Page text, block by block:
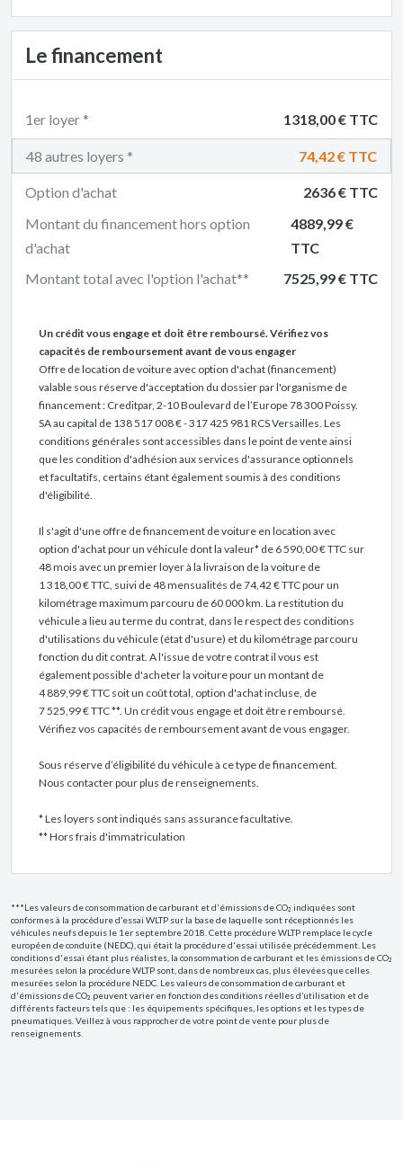
Le financement
1er loyer * 1318,00 € TTC
48 autres loyers * 74,42 € TTC
Option d'achat
2636 € TTC
Montant du financement hors option
d'achat
4889,99 €
TTC
Montant total avec l'option l'achat**
7525,99 € TTC
Un crédit vous engage et doit être remboursé. Vérifiez vos
capacités de remboursement avant de vous engager
Offre de location de voiture avec option d'achat (financement)
valable sous réserve d'acceptation du dossier par l'organisme de
financement : Creditpar, 2-10 Boulevard de l’Europe 78 300 Poissy.
SA au capital de 138 517 008 € - 317 425 981 RCS Versailles. Les
conditions générales sont accessibles dans le point de vente ainsi
que les condition d'adhésion aux services d'assurance optionnels
et facultatifs, certains étant également soumis à des conditions
d'éligibilité.
Il s'agit d'une offre de financement de voiture en location avec
option d'achat pour un véhicule dont la valeur* de 6 590,00 € TTC sur
48 mois avec un premier loyer à la livraison de la voiture de
1 318,00 € TTC, suivi de 48 mensualités de 74,42 € TTC pour un
kilométrage maximum parcouru de 60 000 km. La restitution du
véhicule a lieu au terme du contrat, dans le respect des conditions
d'utilisations du véhicule (état d'usure) et du kilométrage parcouru
fonction du dit contrat. A l'issue de votre contrat il vous est
également possible d'acheter la voiture pour un montant de
4 889,99 € TTC soit un coût total, option d'achat incluse, de
7 525,99 € TTC **. Un crédit vous engage et doit être remboursé.
Vérifiez vos capacités de remboursement avant de vous engager.
Sous réserve d’éligibilité du véhicule à ce type de financement.
Nous contacter pour plus de renseignements.
* Les loyers sont indiqués sans assurance facultative.
** Hors frais d'immatriculation
***Les valeurs de consommation de carburant et d'émissions de CO₂ indiquées sont
conformes à la procédure d’essai WLTP sur la base de laquelle sont réceptionnés les
véhicules neufs depuis le 1er septembre 2018. Cette procédure WLTP remplace le cycle
européen de conduite (NEDC), qui était la procédure d'essai utilisée précédemment. Les
conditions d'essai étant plus réalistes, la consommation de carburant et les émissions de CO₂
mesurées selon la procédure WLTP sont, dans de nombreux cas, plus élevées que celles
mesurées selon la procédure NEDC. Les valeurs de consommation de carburant et
d'émissions de CO₂ peuvent varier en fonction des conditions réelles d’utilisation et de
différents facteurs tels que : les équipements spécifiques, les options et les types de
pneumatiques. Veillez à vous rapprocher de votre point de vente pour plus de
renseignements.